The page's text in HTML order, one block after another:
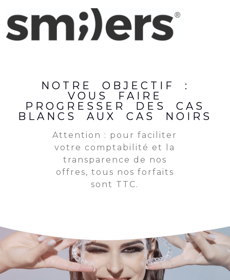
NOTRE OBJECTIF :
VOUS FAIRE
PROGRESSER DES CAS
BLANCS AUX CAS NOIRS
Attention : pour faciliter
votre comptabilité et la
transparence de nos
offres, tous nos forfaits
sont TTC.